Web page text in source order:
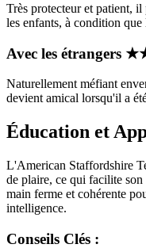
Très protecteur et patient,
les enfants, à condition que
Avec les étrangers ★
Naturellement méfiant
devient amical lorsqu'il a
Éducation et
L'American Staffordshire
de plaire, ce qui facilite
main ferme et cohérente
intelligence.
Conseils Clés :